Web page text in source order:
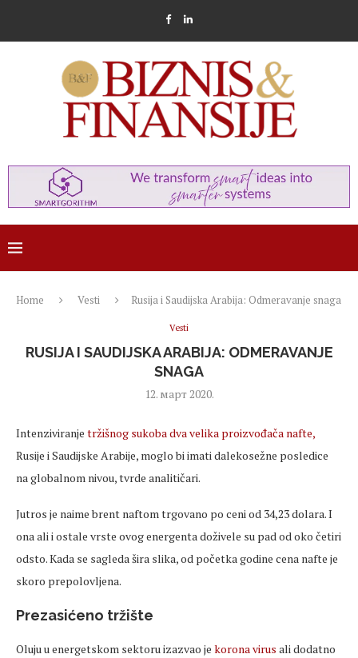
Home Vesti Rusija i Saudijska Arabija: Odmeravanje snaga
Vesti
RUSIJA I SAUDIJSKA ARABIJA: ODMERAVANJE
SNAGA
12. март 2020.
Intenziviranje tržišnog sukoba dva velika proizvođača nafte,
Rusije i Saudijske Arabije, moglo bi imati dalekosežne posledice
na globalnom nivou, tvrde analitičari.
Jutros je naime brent naftom trgovano po ceni od 34,23 dolara. I
ona ali i ostale vrste ovog energenta doživele su pad od oko četiri
odsto. Kada se sagleda šira slika, od početka godine cena nafte je
skoro prepolovljena.
Prezasićeno tržište
Oluju u energetskom sektoru izazvao je korona virus ali dodatno